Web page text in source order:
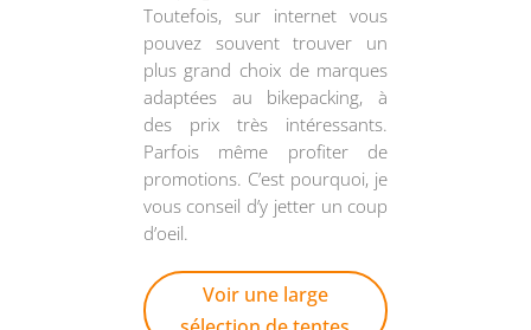
Toutefois, sur internet vous
pouvez souvent trouver un
plus grand choix de marques
adaptées au bikepacking, à
des prix très intéressants.
Parfois même profiter de
promotions. C’est pourquoi, je
vous conseil d’y jetter un coup
d’oeil.
Voir une large